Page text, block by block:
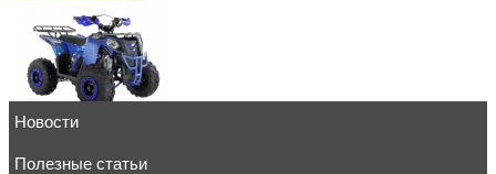
Квадроцикл Wels ATV THUNDER EVO 125 s-dostavka
товар в корзину
Новости
Полезные статьи